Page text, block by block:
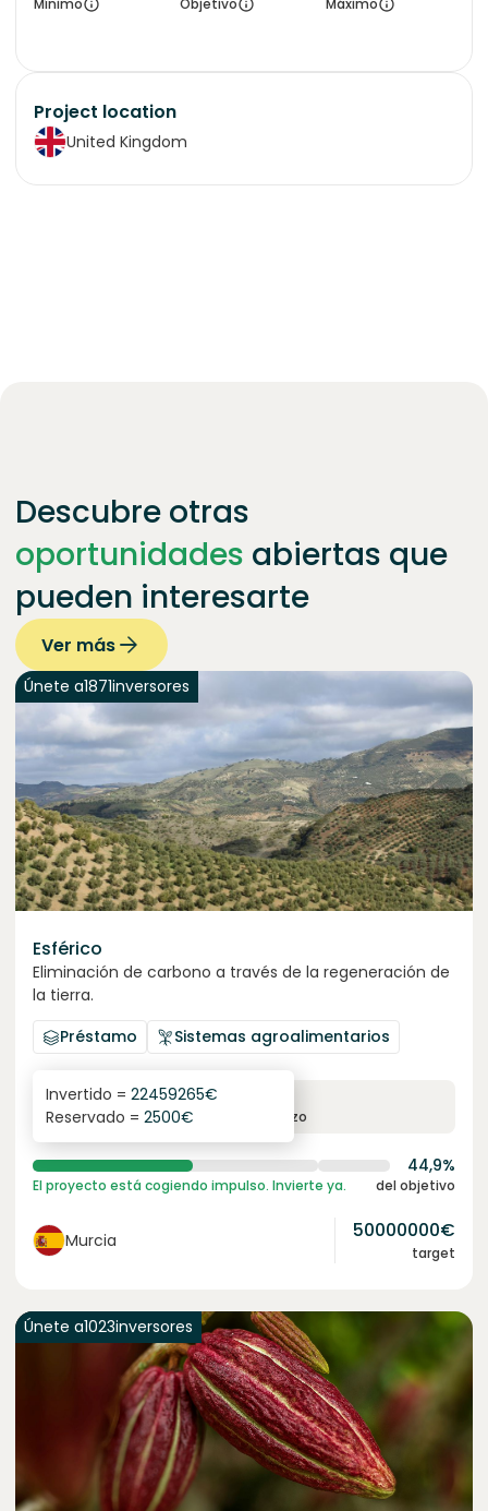
Mínimo Objetivo Máximo
Project location
United Kingdom
Descubre otras
oportunidades abiertas que
pueden interesarte
Ver más
Únete a1871inversores
Esférico
Eliminación de carbono a través de la regeneración de
la tierra.
Préstamo
Sistemas agroalimentarios
6.3%
interés anual plazo
Invertido = 22459265€
Reservado = 2500€
44,9%
El proyecto está cogiendo impulso. Invierte ya. del objetivo
Murcia 50000000€
target
Únete a1023inversores